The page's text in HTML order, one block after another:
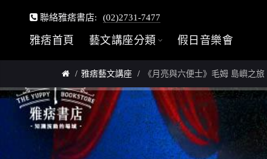
聯絡雅痞書店: (02)2731-7477
雅痞首頁 藝文講座分類 假日音樂會
雅痞藝文講座 《月亮與六便士》毛姆 島嶼之旅